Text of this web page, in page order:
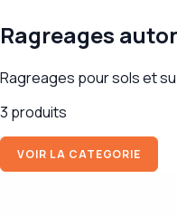
Ragreages
Ragreages pour sols et
3 produits
VOIR LA CATEGORIE